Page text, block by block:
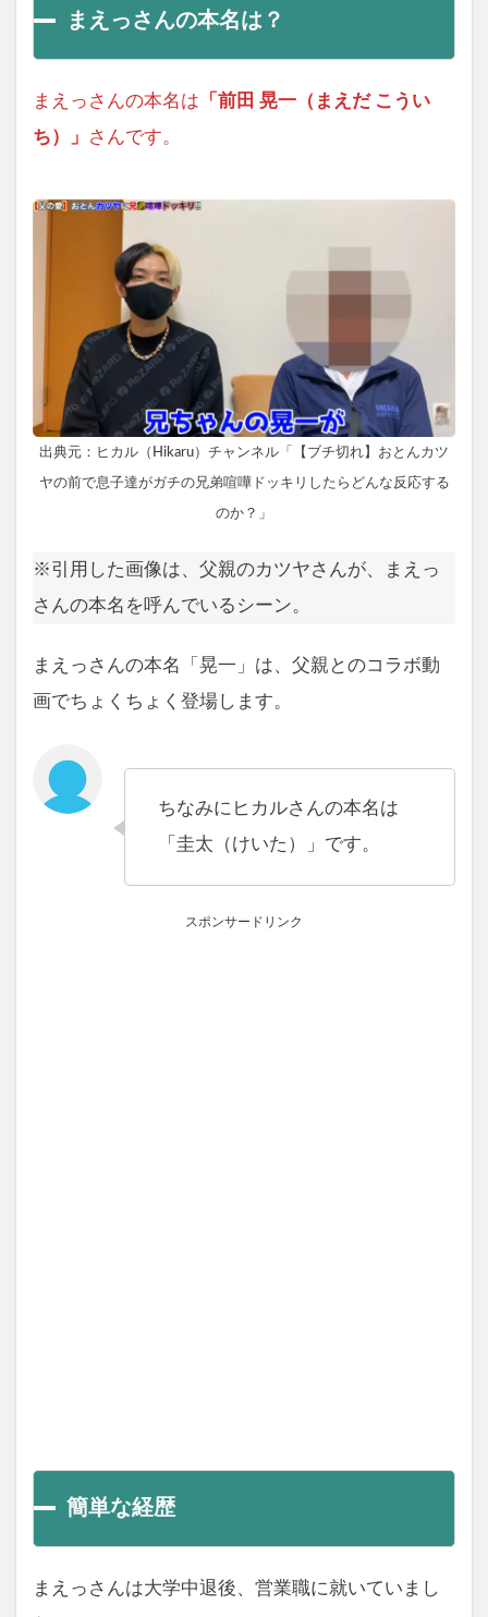
まえっさんの本名は？
まえっさんの本名は 「前田 晃一（まえだ こうい
ち）」 さんです。
出典元：ヒカル（Hikaru）チャンネル「【ブチ切れ】おとんカツ
ヤの前で息子達がガチの兄弟喧嘩ドッキリしたらどんな反応する
のか？」
※引用した画像は、父親のカツヤさんが、まえっ
さんの本名を呼んでいるシーン。
まえっさんの本名「晃一」は、父親とのコラボ動
画でちょくちょく登場します。
ちなみにヒカルさんの本名は
「圭太（けいた）」です。
スポンサードリンク
簡単な経歴
まえっさんは大学中退後、営業職に就いていまし